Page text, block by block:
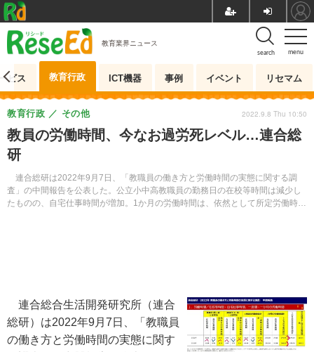
menu
search
教育業界ニュース
ビス 教育行政 ICT機器 事例 イベント リセマム
教員の労働時間、今なお過労死レベル…連合総
研
連合総研は2022年9月7日、「教職員の働き方と労働時間の実態に関する調
査」の中間報告を公表した。公立小中高教職員の勤務日の在校等時間は減少し
たものの、自宅仕事時間が増加。1か月の労働時間は、依然として所定労働時間
教育行政 その他 2022.9.8 Thu 10:50
連合総合生活開発研究所（連合
総研）は2022年9月7日、「教職員
の働き方と労働時間の実態に関す